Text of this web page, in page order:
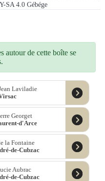
SA 4.0 Gébége
autour de cette boîte se
Laviladie
Georget
d'Arce
la Fontaine
de-Cubzac
Aubrac
de-Cubzac